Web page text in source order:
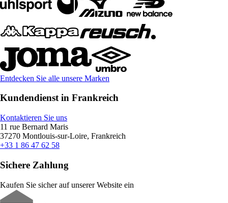
Entdecken Sie alle unsere Marken
Kundendienst in Frankreich
Kontaktieren Sie uns
11 rue Bernard Maris
37270 Montlouis-sur-Loire, Frankreich
+33 1 86 47 62 58
Sichere Zahlung
Kaufen Sie sicher auf unserer Website ein